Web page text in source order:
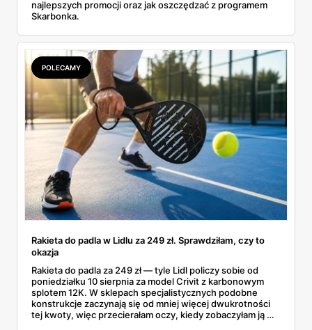
najlepszych promocji oraz jak oszczędzać z programem
Skarbonka.
POLECAMY
Rakieta do padla w Lidlu za 249 zł. Sprawdziłam, czy to
okazja
Rakieta do padla za 249 zł — tyle Lidl policzy sobie od
poniedziałku 10 sierpnia za model Crivit z karbonowym
splotem 12K. W sklepach specjalistycznych podobne
konstrukcje zaczynają się od mniej więcej dwukrotności
tej kwoty, więc przecierałam oczy, kiedy zobaczyłam ją w